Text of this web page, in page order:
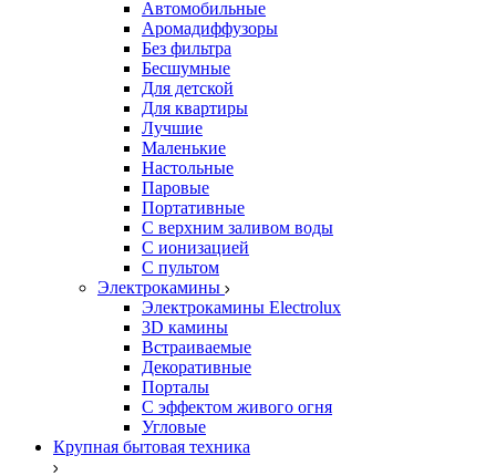
Автомобильные
Аромадиффузоры
Без фильтра
Бесшумные
Для детской
Для квартиры
Лучшие
Маленькие
Настольные
Паровые
Портативные
С верхним заливом воды
С ионизацией
С пультом
Электрокамины
Электрокамины Electrolux
3D камины
Встраиваемые
Декоративные
Порталы
С эффектом живого огня
Угловые
Крупная бытовая техника